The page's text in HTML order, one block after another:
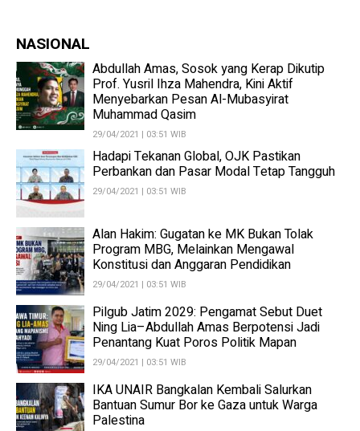
NASIONAL
Abdullah Amas, Sosok yang Kerap Dikutip
Prof. Yusril Ihza Mahendra, Kini Aktif
Menyebarkan Pesan Al-Mubasyirat
Muhammad Qasim
29/04/2021 | 03:51 WIB
Hadapi Tekanan Global, OJK Pastikan
Perbankan dan Pasar Modal Tetap Tangguh
29/04/2021 | 03:51 WIB
Alan Hakim: Gugatan ke MK Bukan Tolak
Program MBG, Melainkan Mengawal
Konstitusi dan Anggaran Pendidikan
29/04/2021 | 03:51 WIB
Pilgub Jatim 2029: Pengamat Sebut Duet
Ning Lia–Abdullah Amas Berpotensi Jadi
Penantang Kuat Poros Politik Mapan
29/04/2021 | 03:51 WIB
IKA UNAIR Bangkalan Kembali Salurkan
Bantuan Sumur Bor ke Gaza untuk Warga
Palestina